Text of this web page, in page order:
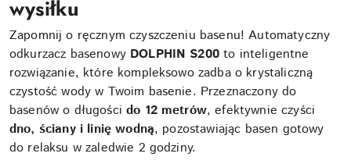
wysiłku
Zapomnij o ręcznym czyszczeniu basenu! Automatyczny
odkurzacz basenowy DOLPHIN S200to inteligentne
rozwiązanie, które kompleksowo zadba o krystaliczną
czystość wody w Twoim basenie. Przeznaczony do
basenów o długoścido 12 metrów, efektywnie czyści
dno, ściany i linię wodną, pozostawiając basen gotowy
do relaksu w zaledwie 2 godziny.